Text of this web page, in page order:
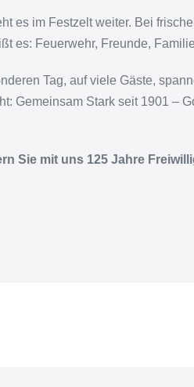
es im Festzelt weiter. Bei
es: Feuerwehr, Freunde,
Tag, auf viele Gäste,
Gemeinsam Stark seit 1901 –
Sie mit uns 125 Jahre